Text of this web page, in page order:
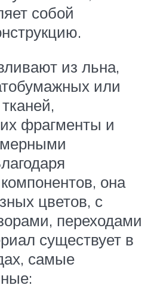
собой
из льна,
или
фрагменты и
она
цветов, с
переходами
существует в
самые